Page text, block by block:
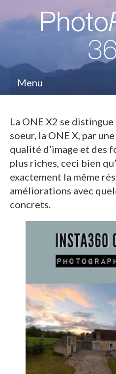
Menu
La ONE X2 se
soeur, la ONE X, par
qualité d’image et des
plus riches, ceci bien
exactement la même
améliorations avec
concrets.